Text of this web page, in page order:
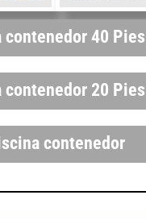
contenedor 40 Pies
contenedor 20 Pies
contenedor